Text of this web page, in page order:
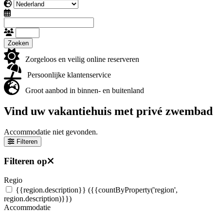
Zoeken
Zorgeloos en veilig online reserveren
Persoonlijke klantenservice
Groot aanbod in binnen- en buitenland
Vind uw vakantiehuis met privé zwembad
Accommodatie niet gevonden.
Filteren
Filteren op
Regio
{{region.description}} ({{countByProperty('region',
region.description)}})
Accommodatie